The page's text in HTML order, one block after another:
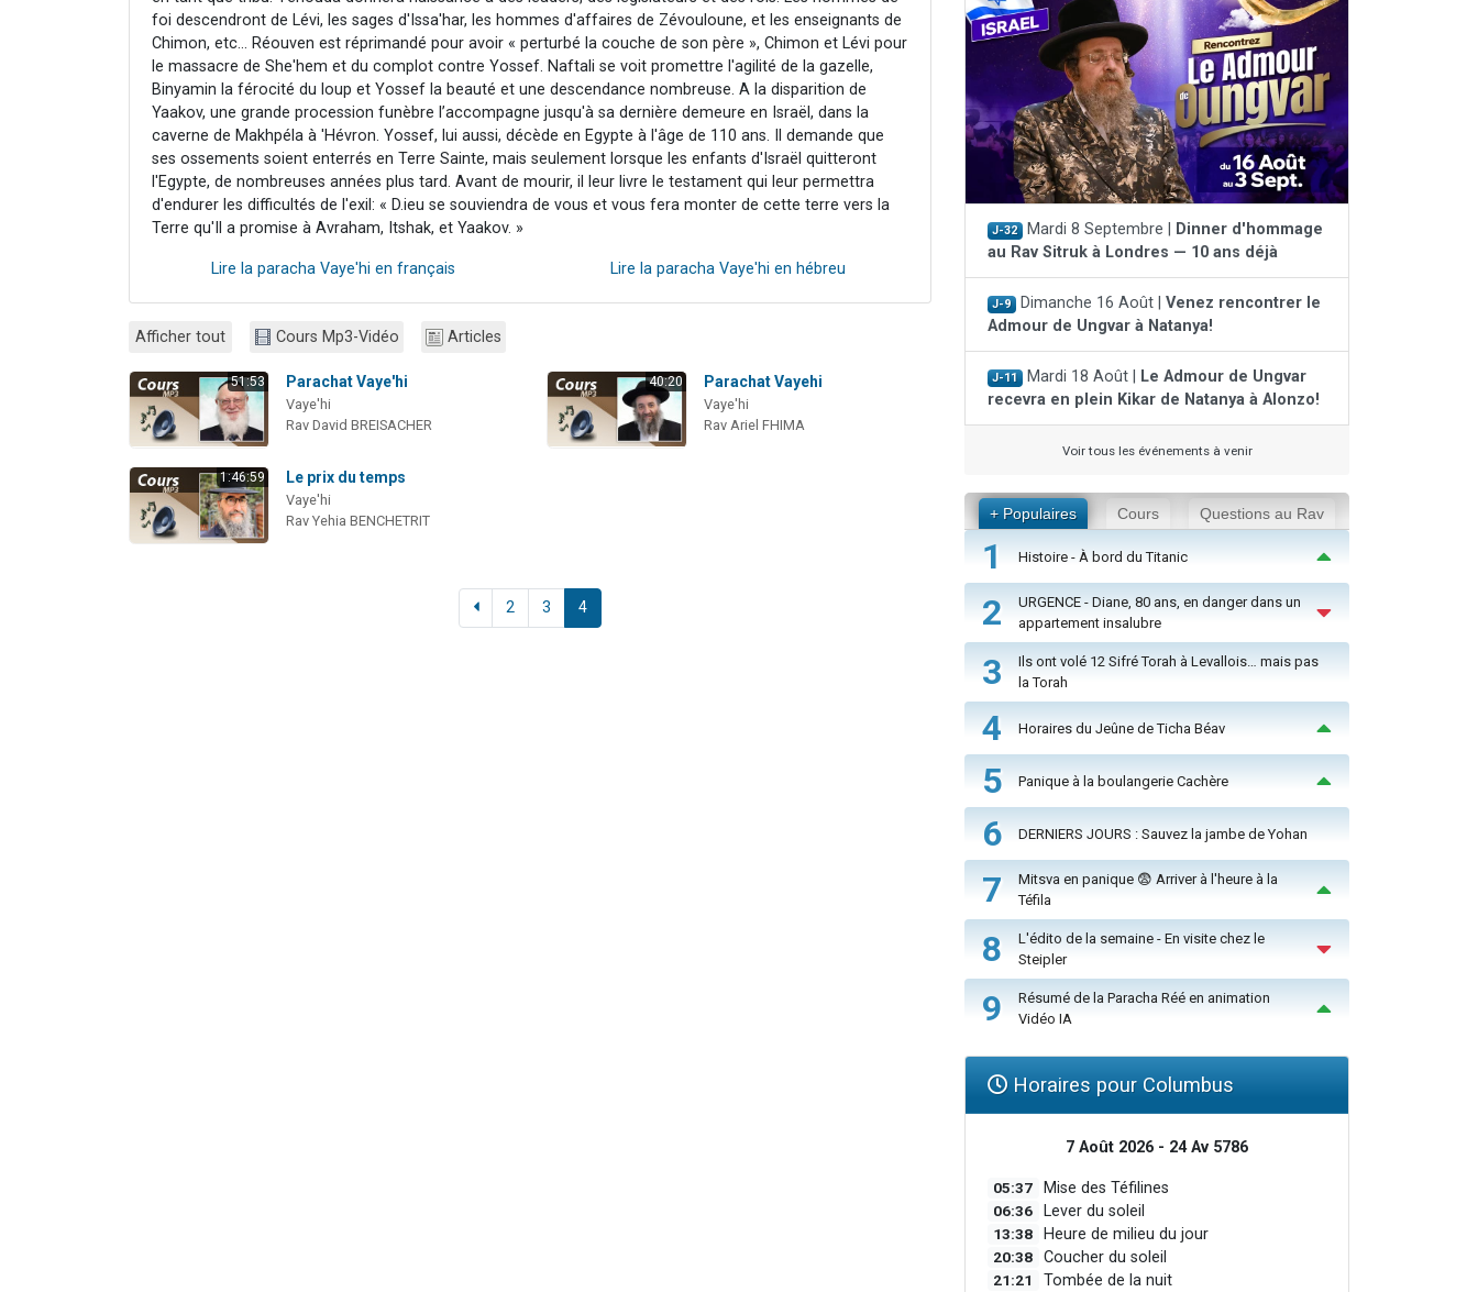
foi descendront de Lévi, les sages d'Issa'har, les hommes d'affaires de Zévouloune, et les enseignants de
Chimon, etc... Réouven est réprimandé pour avoir « perturbé la couche de son père », Chimon et Lévi pour
le massacre de She'hem et du complot contre Yossef. Naftali se voit promettre l'agilité de la gazelle,
Binyamin la férocité du loup et Yossef la beauté et une descendance nombreuse. A la disparition de
Yaakov, une grande procession funèbre l’accompagne jusqu'à sa dernière demeure en Israël, dans la
caverne de Makhpéla à 'Hévron. Yossef, lui aussi, décède en Egypte à l'âge de 110 ans. Il demande que
ses ossements soient enterrés en Terre Sainte, mais seulement lorsque les enfants d'Israël quitteront
l'Egypte, de nombreuses années plus tard. Avant de mourir, il leur livre le testament qui leur permettra
d'endurer les difficultés de l'exil: « D.ieu se souviendra de vous et vous fera monter de cette terre vers la
Terre qu'Il a promise à Avraham, Itshak, et Yaakov. »
Lire la paracha Vaye'hi en français Lire la paracha Vaye'hi en hébreu
Afficher tout Cours Mp3-Vidéo Articles
51:53 Parachat Vaye'hi
Vaye'hi
Rav David BREISACHER
40:20 Parachat Vayehi
Vaye'hi
Rav Ariel FHIMA
1:46:59 Le prix du temps
Vaye'hi
Rav Yehia BENCHETRIT
2 3 4
J-32 Mardi 8 Septembre |
Dinner d'hommage
au Rav Sitruk à Londres — 10 ans déjà
J-9 Dimanche 16 Août | Venez rencontrer le
Admour de Ungvar à Natanya!
J-11 Mardi 18 Août |
Le Admour de Ungvar
recevra en plein Kikar de Natanya à Alonzo!
Voir tous les événements à venir
+ Populaires Cours Questions au Rav
1 Histoire - À bord du Titanic
2
URGENCE - Diane, 80 ans, en danger dans un
appartement insalubre
3
Ils ont volé 12 Sifré Torah à Levallois… mais pas
la Torah
4 Horaires du Jeûne de Ticha Béav
5 Panique à la boulangerie Cachère
6 DERNIERS JOURS : Sauvez la jambe de Yohan
7
Mitsva en panique 😨 Arriver à l'heure à la
Téfila
8
L'édito de la semaine - En visite chez le
Steipler
9
Résumé de la Paracha Réé en animation
Vidéo IA
Horaires pour Columbus
7 Août 2026 - 24 Av 5786
05:37 Mise des Téfilines
06:36 Lever du soleil
13:38 Heure de milieu du jour
20:38 Coucher du soleil
21:21 Tombée de la nuit